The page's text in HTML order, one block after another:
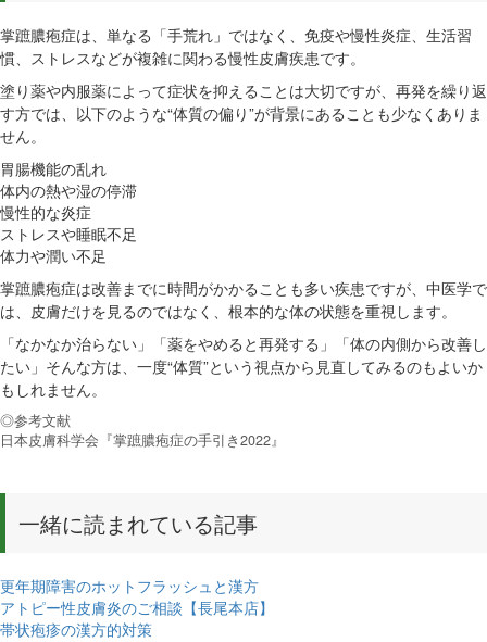
掌蹠膿疱症は、単なる「手荒れ」ではなく、免疫や慢性炎症、生活習
慣、ストレスなどが複雑に関わる慢性皮膚疾患です。
塗り薬や内服薬によって症状を抑えることは大切ですが、再発を繰り返
す方では、以下のような“体質の偏り”が背景にあることも少なくありま
せん。
胃腸機能の乱れ
体内の熱や湿の停滞
慢性的な炎症
ストレスや睡眠不足
体力や潤い不足
掌蹠膿疱症は改善までに時間がかかることも多い疾患ですが、中医学で
は、皮膚だけを見るのではなく、根本的な体の状態を重視します。
「なかなか治らない」「薬をやめると再発する」「体の内側から改善し
たい」そんな方は、一度“体質”という視点から見直してみるのもよいか
もしれません。
◎参考文献
日本皮膚科学会『掌蹠膿疱症の手引き2022』
一緒に読まれている記事
更年期障害のホットフラッシュと漢方
アトピー性皮膚炎のご相談【長尾本店】
帯状疱疹の漢方的対策